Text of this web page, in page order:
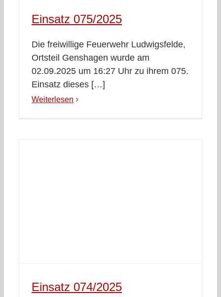
Einsatz 075/2025
Die freiwillige Feuerwehr Ludwigsfelde,
Ortsteil Genshagen wurde am
02.09.2025 um 16:27 Uhr zu ihrem 075.
Einsatz dieses […]
Weiterlesen
Einsatz 074/2025